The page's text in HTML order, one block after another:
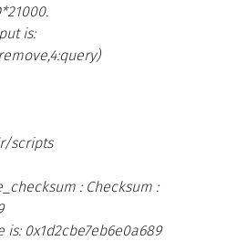
is:
scripts
: Checksum :
0x1d2cbe7eb6e0a689